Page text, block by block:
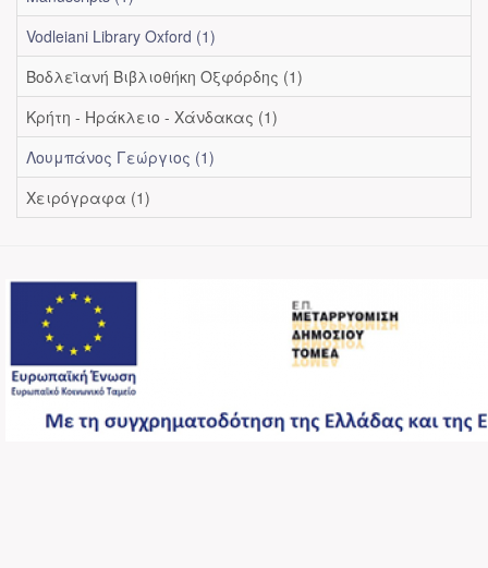
Vodleiani Library Oxford (1)
Βοδλεϊανή Βιβλιοθήκη Οξφόρδης (1)
Κρήτη - Ηράκλειο - Χάνδακας (1)
Λουμπάνος Γεώργιος (1)
Χειρόγραφα (1)